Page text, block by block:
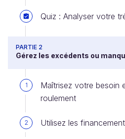
Quiz : Analyser votre
PARTIE 2
Gérez les excédents ou
1
Maîtrisez votre besoin
roulement
2 Utilisez les